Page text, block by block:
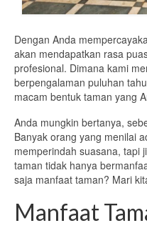
Dengan Anda
akan mendapatkan rasa
profesional. Dimana kami
berpengalaman puluhan
macam bentuk taman yang
Anda mungkin bertanya,
Banyak orang yang menilai
memperindah suasana, tapi
taman tidak hanya
saja manfaat taman? Mari
Manfaat